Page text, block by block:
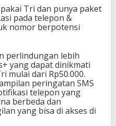
Tri dan punya paket
pada telepon &
nomor berpotensi
perlindungan lebih
yang dapat dinikmati
mulai dari Rp50.000.
peringatan SMS
telepon yang
berbeda dan
yang bisa di akses di